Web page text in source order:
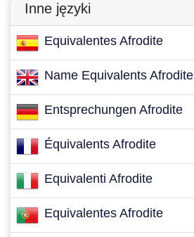
Inne języki
Equivalentes Afrodite
Name Equivalents Afrodite
Entsprechungen Afrodite
Équivalents Afrodite
Equivalenti Afrodite
Equivalentes Afrodite